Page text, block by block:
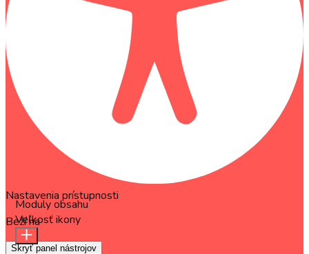
Nastavenia prístupnosti
Beží naOneTap
Skryť panel nástrojov
Moduly obsahu
Veľkosť ikony